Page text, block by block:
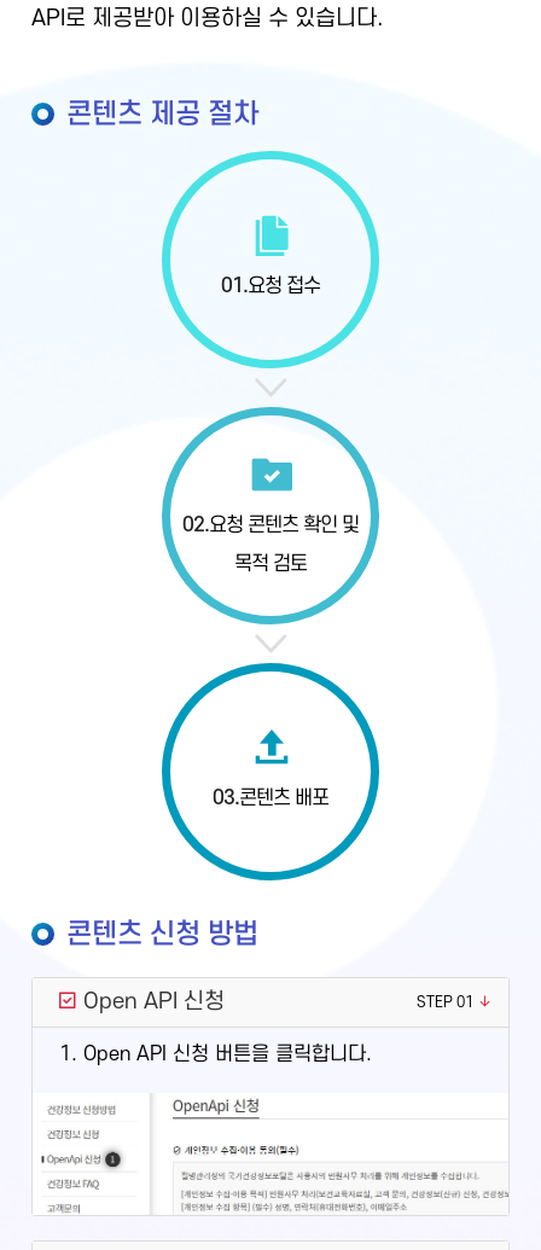
API로 제공받아 이용하실 수 있습니다.
콘텐츠 제공 절차
01.요청 접수
02.요청 콘텐츠 확인 및
목적 검토
03.콘텐츠 배포
콘텐츠 신청 방법
Open API 신청 STEP 01
1. Open API 신청 버튼을 클릭합니다.